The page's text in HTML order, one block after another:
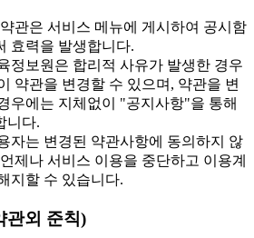
관은 서비스 메뉴에 게시하여 공시함
효력을 발생합니다.
정보원은 합리적 사유가 발생한 경우
약관을 변경할 수 있으며, 약관을 변
우에는 지체없이 "공지사항"을 통해
니다.
자는 변경된 약관사항에 동의하지 않
제나 서비스 이용을 중단하고 이용계
지할 수 있습니다.
관외 준칙)